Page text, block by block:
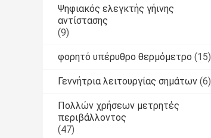
Ψηφιακός ελεγκτής γήινης
αντίστασης
(9)
φορητό υπέρυθρο θερμόμετρο (15)
Γεννήτρια λειτουργίας σημάτων (6)
Πολλών χρήσεων μετρητές
περιβάλλοντος
(47)